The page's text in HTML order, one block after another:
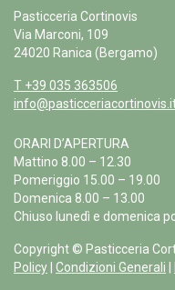
Pasticceria Cortinovis
Via Marconi, 109
24020 Ranica (Bergamo)
T +39 035 363506
ORARI D’APERTURA
Mattino 8.00 – 12.30
Pomeriggio 15.00 – 19.00
Domenica 8.00 – 13.00
Chiuso lunedì e domenica
Copyright © Pasticceria
Policy Condizioni Generali